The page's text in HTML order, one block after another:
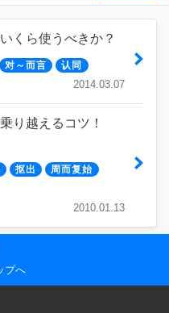
くら使うべきか？
对～而言 认同
2014.03.07
り越えるコツ！
抠出
周而复始
2010.01.13
プへ